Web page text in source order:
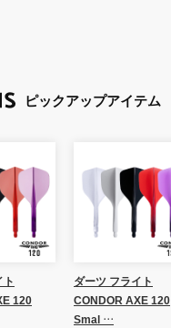
ピックアップアイテム
120
ダーツ フライト
CONDOR AXE 120
Smal …